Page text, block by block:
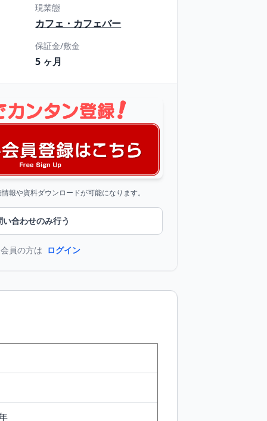
現業態
カフェ・カフェバー
保証金/敷金
5 ヶ月
報や資料ダウンロードが可能になります。
い合わせのみ行う
員の方は ログイン